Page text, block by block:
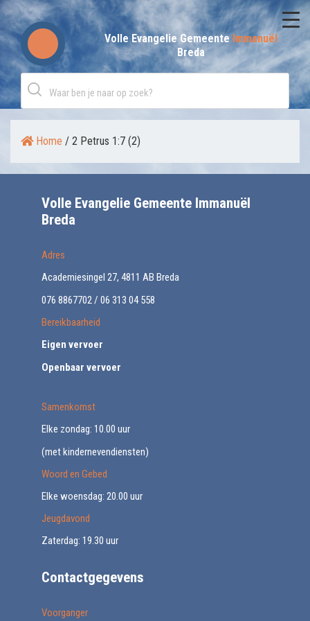
Skip
to
content
Volle Evangelie GemeenteImmanuël
Breda
Home / 2 Petrus 1:7 (2)
Volle Evangelie Gemeente Immanuël
Breda
Adres
Academiesingel 27, 4811 AB Breda
076 8867702 / 06 313 04 558
Bereikbaarheid
Eigen vervoer
Openbaar vervoer
Samenkomst
Elke zondag: 10.00 uur
(met kindernevendiensten)
Woord en Gebed
Elke woensdag: 20.00 uur
Jeugdavond
Zaterdag: 19.30 uur
Contactgegevens
Voorganger